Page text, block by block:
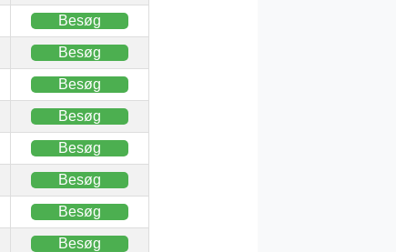
Besøg
Besøg
Besøg
Besøg
Besøg
Besøg
Besøg
Besøg